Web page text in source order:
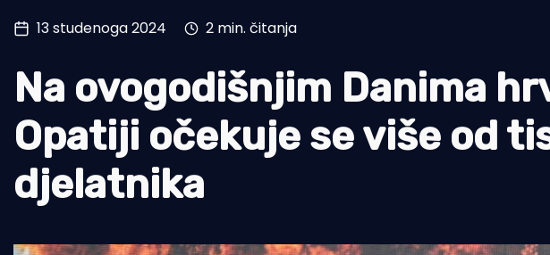
Ribolov
Tradicija i kultura
13 studenoga 2024 2 min. čitanja
Na ovogodišnjim Danima
Opatiji očekuje se više od
djelatnika